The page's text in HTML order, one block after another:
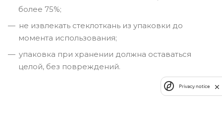
более 75%;
не извлекать стеклоткань из упаковки до
момента использования;
упаковка при хранении должна оставаться
целой, без повреждений.
Privacy notice